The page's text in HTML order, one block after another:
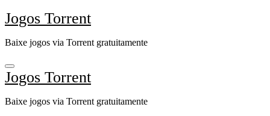
Skip
to
Jogos Torrent
Baixe jogos via Torrent gratuitamente
Jogos Torrent
Baixe jogos via Torrent gratuitamente